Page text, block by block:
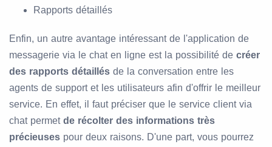
Rapports détaillés
Enfin, un autre avantage intéressant de l'application de
messagerie via le chat en ligne est la possibilité de créer
des rapports détaillés de la conversation entre les
agents de support et les utilisateurs afin d'offrir le meilleur
service. En effet, il faut préciser que le service client via
chat permet de récolter des informations très
précieuses pour deux raisons. D'une part, vous pourrez